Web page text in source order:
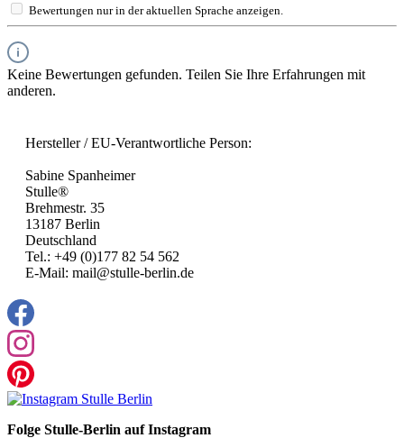
Bewertungen nur in der aktuellen Sprache anzeigen.
Keine Bewertungen gefunden. Teilen Sie Ihre Erfahrungen mit
anderen.
Hersteller / EU-Verantwortliche Person:
Sabine Spanheimer
Stulle®
Brehmestr. 35
13187 Berlin
Deutschland
Tel.: +49 (0)177 82 54 562
E-Mail: mail@stulle-berlin.de
Folge Stulle-Berlin auf Instagram